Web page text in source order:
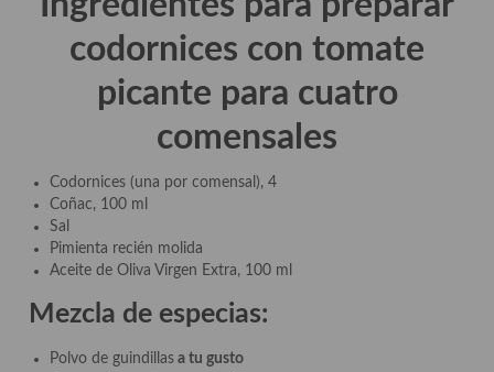
Bebidas
Entrantes y primeros platos
Ensaladas
Entrantes
Gazpachos, salmorejos, sopas y cremas frías
Quínoa
Pasta
codornices con tomate
picante para cuatro
comensales
Codornices (una por comensal), 4
Coñac, 100 ml
Sal
Pimienta recién molida
Aceite de Oliva Virgen Extra, 100 ml
Mezcla de especias:
Polvo de guindillas a tu gusto